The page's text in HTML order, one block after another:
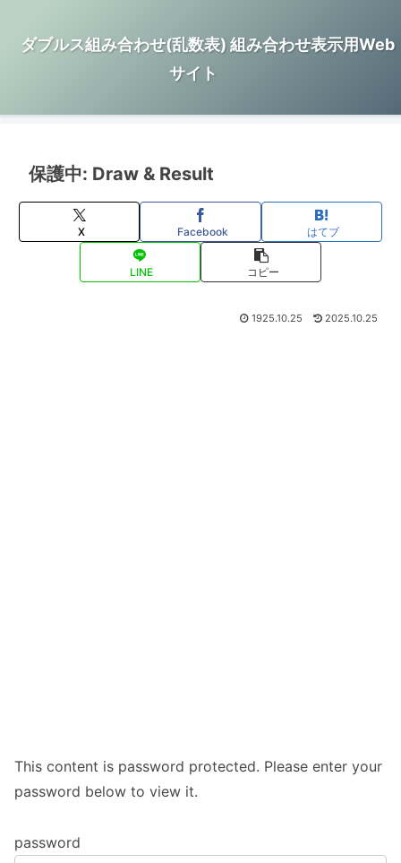
ダブルス組み合わせ(乱数表) 組み合わせ表示用Web
サイト
保護中: Draw & Result
X Facebook はてブ
LINE コピー
1925.10.25 2025.10.25
This content is password protected. Please enter your
password below to view it.
password